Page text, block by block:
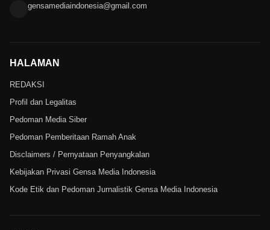
gensamediaindonesia@gmail.com
HALAMAN
REDAKSI
Profil dan Legalitas
Pedoman Media Siber
Pedoman Pemberitaan Ramah Anak
Disclaimers / Pernyataan Penyangkalan
Kebijakan Privasi Gensa Media Indonesia
Kode Etik dan Pedoman Jurnalistik Gensa Media Indonesia